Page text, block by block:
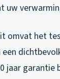
uw
omvat het
jaar garantie